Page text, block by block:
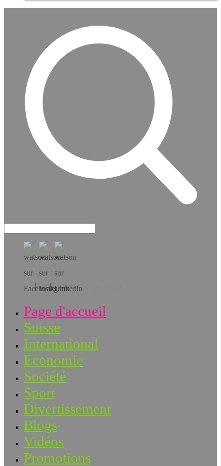
Téléchargez l’app!
Page d'accueil
Suisse
International
Economie
Société
Sport
Divertissement
Blogs
Vidéos
Promotions